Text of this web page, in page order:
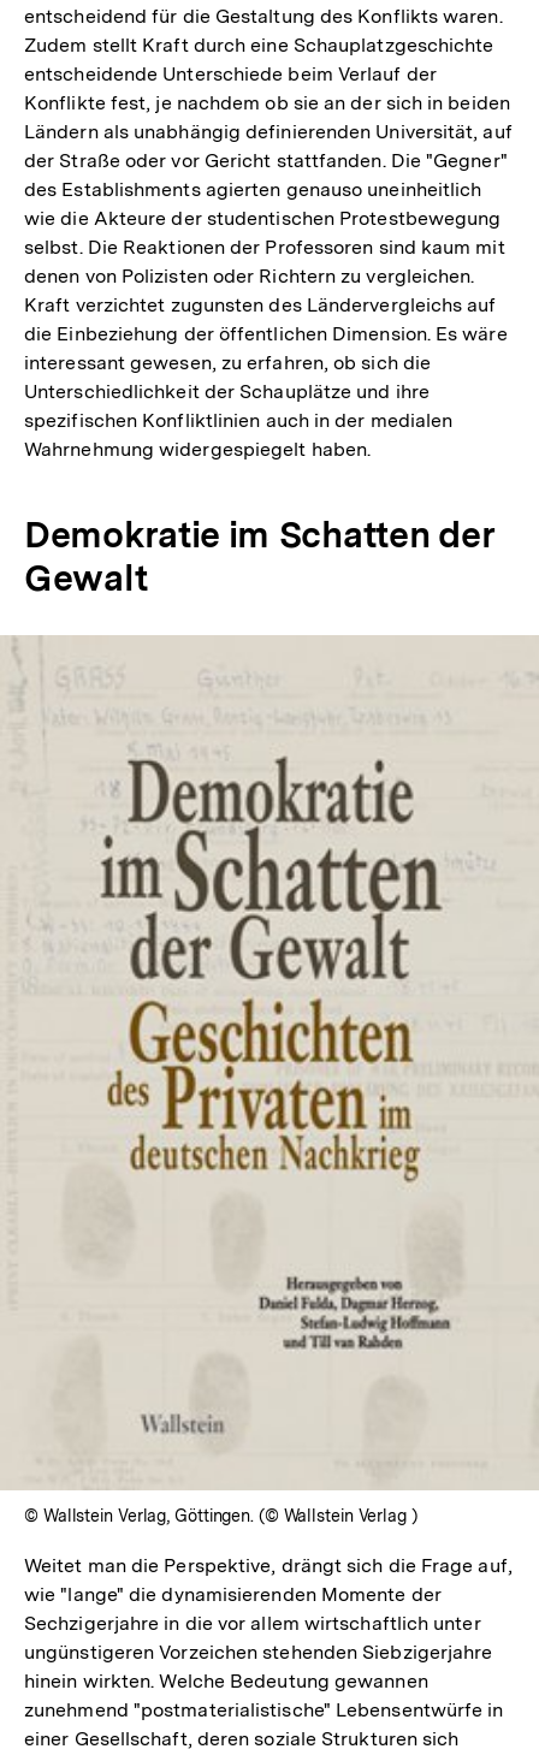
entscheidend für die Gestaltung des Konflikts waren.
Zudem stellt Kraft durch eine Schauplatzgeschichte
entscheidende Unterschiede beim Verlauf der
Konflikte fest, je nachdem ob sie an der sich in beiden
Ländern als unabhängig definierenden Universität, auf
der Straße oder vor Gericht stattfanden. Die "Gegner"
des Establishments agierten genauso uneinheitlich
wie die Akteure der studentischen Protestbewegung
selbst. Die Reaktionen der Professoren sind kaum mit
denen von Polizisten oder Richtern zu vergleichen.
Kraft verzichtet zugunsten des Ländervergleichs auf
die Einbeziehung der öffentlichen Dimension. Es wäre
interessant gewesen, zu erfahren, ob sich die
Unterschiedlichkeit der Schauplätze und ihre
spezifischen Konfliktlinien auch in der medialen
Wahrnehmung widergespiegelt haben.
Demokratie im Schatten der
Gewalt
Lightbox
öffnen
© Wallstein Verlag, Göttingen. (© Wallstein Verlag )
Weitet man die Perspektive, drängt sich die Frage auf,
wie "lange" die dynamisierenden Momente der
Sechzigerjahre in die vor allem wirtschaftlich unter
ungünstigeren Vorzeichen stehenden Siebzigerjahre
hinein wirkten. Welche Bedeutung gewannen
zunehmend "postmaterialistische" Lebensentwürfe in
einer Gesellschaft, deren soziale Strukturen sich